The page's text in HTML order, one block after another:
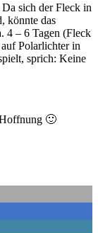
sich der Fleck in
könnte das
4 – 6 Tagen (Fleck
Polarlichter in
sprich: Keine
🙂